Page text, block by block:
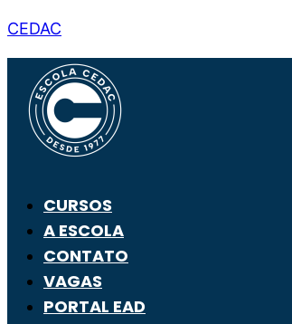
CEDAC
CURSOS
A ESCOLA
CONTATO
VAGAS
PORTAL EAD